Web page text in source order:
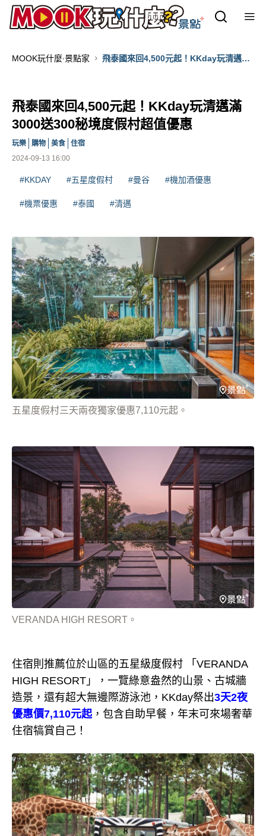
MOOK玩什麼‧景點家
飛泰國來回4,500元起！KKday玩清邁滿
飛泰國來回4,500元起！KKday玩清邁滿
3000送300秘境度假村超值優惠
2024-09-13 16:00
玩樂 購物 美食 住宿
#KKDAY #五星度假村 #曼谷 #機加酒優惠
#機票優惠 #泰國 #清邁
五星度假村三天兩夜獨家優惠7,110元起。
VERANDA HIGH RESORT。
住宿則推薦位於山區的五星級度假村 「VERANDA
HIGH RESORT」，一覽綠意盎然的山景、古城牆
造景，還有超大無邊際游泳池，KKday祭出3天2夜
優惠價7,110元起 ，包含自助早餐，年末可來場奢華
住宿犒賞自己！